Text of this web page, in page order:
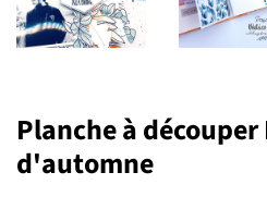
Planche à découper
d'automne